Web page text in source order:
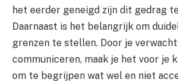
het eerder geneigd zijn dit gedrag
Daarnaast is het belangrijk om
grenzen te stellen. Door je
communiceren, maak je het voor je
om te begrijpen wat wel en niet